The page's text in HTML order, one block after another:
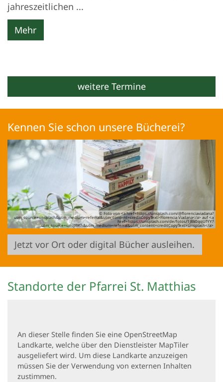
jahreszeitlichen ...
Mehr
weitere Termine
Kennen Sie schon unsere Bücherei?
© Foto von <a href=https://unsplash.com/@florenciaviadana?
utm_source=unsplash&utm_medium=referral&utm_content=creditCopyText>Florencia Viadana</a> auf <a
href=https://unsplash.com/de/fotos/1J8k0qqUfYY?
utm_source=unsplash&utm_medium=referral&utm_content=creditCopyText>Unsplash</a>
Jetzt vor Ort oder digital Bücher ausleihen.
Standorte der Pfarrei St. Matthias
An dieser Stelle finden Sie eine OpenStreetMap
Landkarte, welche über den Dienstleister MapTiler
ausgeliefert wird. Um diese Landkarte anzuzeigen
müssen Sie der Verwendung von externen Inhalten
zustimmen.